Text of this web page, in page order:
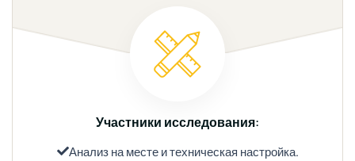
Участники исследования:
Анализ на месте и техническая настройка.